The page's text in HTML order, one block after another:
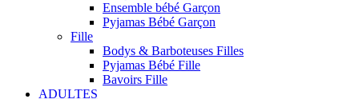
Ensemble bébé Garçon
Pyjamas Bébé Garçon
Fille
Bodys & Barboteuses Filles
Pyjamas Bébé Fille
Bavoirs Fille
ADULTES